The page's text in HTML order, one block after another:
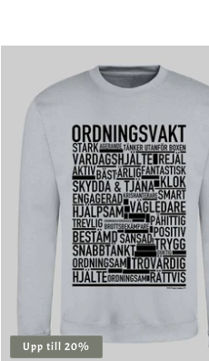
Upp till 20%